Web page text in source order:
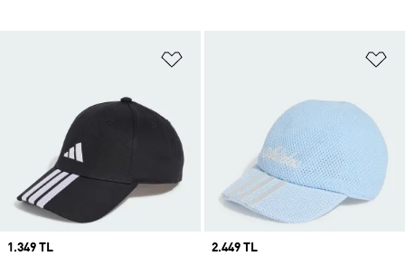
Price
1.349 TL
Price
2.449 TL